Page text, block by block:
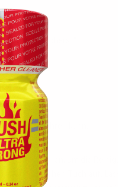
Verbrauchers. "
führen kann.
Cialis.
um die
weichen Tuch auf.